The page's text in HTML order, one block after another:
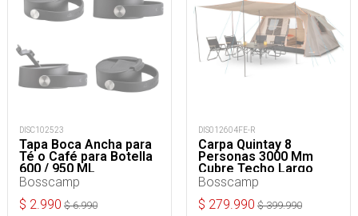
DISC102523
Tapa Boca Ancha para
Té o Café para Botella
600 / 950 ML
Bosscamp
$ 2.990 $6.990
DIS012604FE-R
Carpa Quintay 8
Personas 3000 Mm
Cubre Techo Largo
Toldo Extendido
Bosscamp
$ 279.990 $399.990